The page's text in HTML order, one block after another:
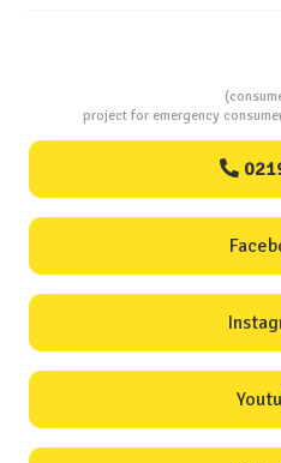
project for emergency